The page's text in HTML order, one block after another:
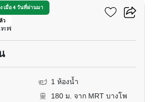
เมื่อ 4 วันที่ผ่านมา
ว
ทพ
1 ห้องน้ำ
180 ม. จาก MRT บางโพ